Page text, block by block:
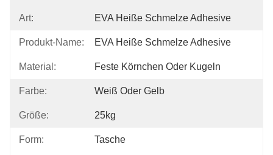
Art: EVA Heiße Schmelze Adhesive
Produkt-Name: EVA Heiße Schmelze Adhesive
Material: Feste Körnchen Oder Kugeln
Farbe: Weiß Oder Gelb
Größe: 25kg
Form: Tasche